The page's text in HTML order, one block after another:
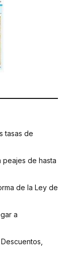
tasas de
peajes de hasta
de la Ley de
a